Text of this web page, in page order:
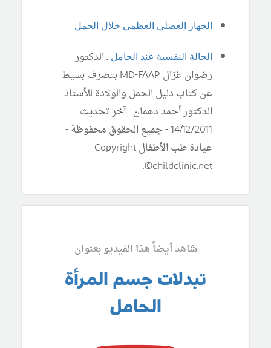
الجهاز العضلي العظمي خلال الحمل
الحالة النفسية عند الحامل .
.الدكتور
رضوان غزال MD-FAAPبتصرف بسيط
عن كتاب دليل الحمل والولادة للأستاذ
الدكتور أحمد دهمان.- آخر تحديث
14/12/2011 - جميع الحقوق محفوظة -
عيادة طب الأطفال Copyright
©childclinic.net.
شاهد أيضاً هذا الفيديو بعنوان
تبدلات جسم المرأة
الحامل